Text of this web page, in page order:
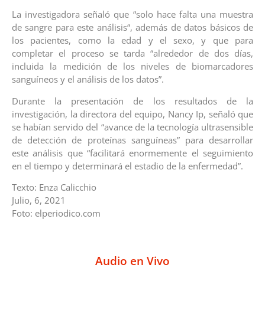
La investigadora señaló que “solo hace falta una muestra
de sangre para este análisis“, además de datos básicos de
los pacientes, como la edad y el sexo, y que para
completar el proceso se tarda “alrededor de dos días,
incluida la medición de los niveles de biomarcadores
sanguíneos y el análisis de los datos”.
Durante la presentación de los resultados de la
investigación, la directora del equipo, Nancy Ip, señaló que
se habían servido del “avance de la tecnología ultrasensible
de detección de proteínas sanguíneas” para desarrollar
este análisis que “facilitará enormemente el seguimiento
en el tiempo y determinará el estadio de la enfermedad”.
Texto: Enza Calicchio
Julio, 6, 2021
Foto: elperiodico.com
Audio en Vivo